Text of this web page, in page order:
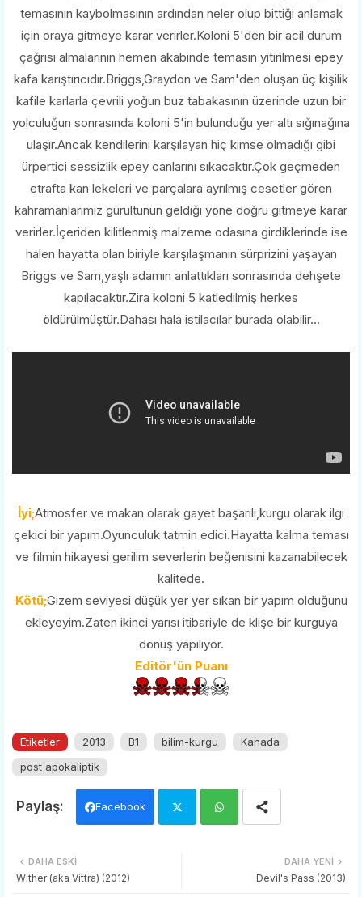
temasının kaybolmasının ardından neler olup bittiği anlamak
için oraya gitmeye karar verirler.Koloni 5'den bir acil durum
çağrısı almalarının hemen akabinde temasın yitirilmesi epey
kafa karıştırıcıdır.Briggs,Graydon ve Sam'den oluşan üç kişilik
kafile karlarla çevrili yoğun buz tabakasının üzerinde uzun bir
yolculuğun sonrasında koloni 5'in bulunduğu yer altı sığınağına
ulaşır.Ancak kendilerini karşılayan hiç kimse olmadığı gibi
ürpertici sessizlik epey canlarını sıkacaktır.Çok geçmeden
etrafta kan lekeleri ve parçalara ayrılmış cesetler gören
kahramanlarımız gürültünün geldiği yöne doğru gitmeye karar
verirler.İçeriden kilitlenmiş malzeme odasına girdiklerinde ise
halen hayatta olan biriyle karşılaşmanın sürprizini yaşayan
Briggs ve Sam,yaşlı adamın anlattıkları sonrasında dehşete
kapılacaktır.Zira koloni 5 katledilmiş herkes
öldürülmüştür.Dahası hala istilacılar burada olabilir...
İyi;Atmosfer ve makan olarak gayet başarılı,kurgu olarak ilgi
çekici bir yapım.Oyunculuk tatmin edici.Hayatta kalma teması
ve filmin hikayesi gerilim severlerin beğenisini kazanabilecek
kalitede.
Kötü;Gizem seviyesi düşük yer yer sıkan bir yapım olduğunu
ekleyeyim.Zaten ikinci yarısı itibariyle de klişe bir kurguya
dönüş yapılıyor.
Editör'ün Puanı
Etiketler 2013 B1 bilim-kurgu
Kanada
post apokaliptik
Facebook
DAHA YENI
Devil's Pass (2013)
DAHA ESKI
Wither (aka Vittra) (2012)